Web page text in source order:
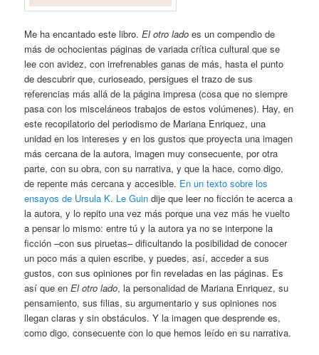
Me ha encantado este libro.El otro lado es un compendio de
más de ochocientas páginas de variada crítica cultural que se
lee con avidez, con irrefrenables ganas de más, hasta el punto
de descubrir que, curioseado, persigues el trazo de sus
referencias más allá de la página impresa (cosa que no siempre
pasa con los misceláneos trabajos de estos volúmenes). Hay, en
este recopilatorio del periodismo de Mariana Enriquez, una
unidad en los intereses y en los gustos que proyecta una imagen
más cercana de la autora, imagen muy consecuente, por otra
parte, con su obra, con su narrativa, y que la hace, como digo,
de repente más cercana y accesible. En un texto sobre los
ensayos de Ursula K. Le Guin dije que leer no ficción te acerca a
la autora, y lo repito una vez más porque una vez más he vuelto
a pensar lo mismo: entre tú y la autora ya no se interpone la
ficción –con sus piruetas– dificultando la posibilidad de conocer
un poco más a quien escribe, y puedes, así, acceder a sus
gustos, con sus opiniones por fin reveladas en las páginas. Es
así que enEl otro lado, la personalidad de Mariana Enriquez, su
pensamiento, sus filias, su argumentario y sus opiniones nos
llegan claras y sin obstáculos. Y la imagen que desprende es,
como digo, consecuente con lo que hemos leído en su narrativa.